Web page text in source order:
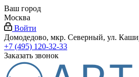
Ваш город
Москва
Войти
Домодедово, мкр. Северный, ул.
+7 (495) 120-32-33
Заказать звонок